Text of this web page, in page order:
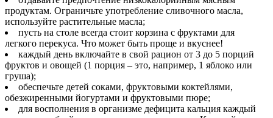
продуктам. Ограничьте употребление сливочного масла,
используйте растительные масла;
пусть на столе всегда стоит корзина с фруктами для
легкого перекуса. Что может быть проще и вкуснее!
каждый день включайте в свой рацион от 3 до 5 порций
фруктов и овощей (1 порция – это, например, 1 яблоко или
груша);
обеспечьте детей соками, фруктовыми коктейлями,
обезжиренными йогуртами и фруктовыми пюре;
для восполнения в организме дефицита кальция каждый